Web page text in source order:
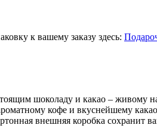
к вашему заказу здесь:
шоколаду и какао –
кофе и вкуснейшему
внешняя коробка сохранит